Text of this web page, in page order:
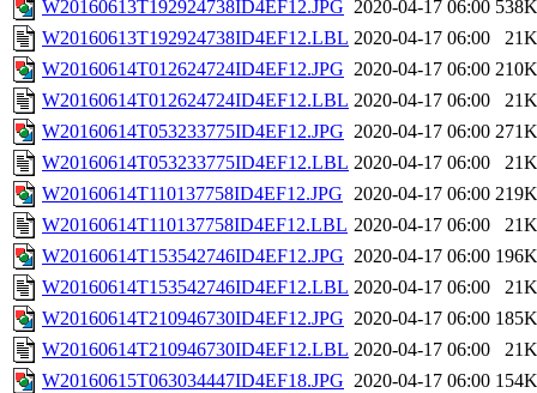
W20160613T192924738ID4EF12.JPG 2020-04-17 06:00 538K
W20160613T192924738ID4EF12.LBL 2020-04-17 06:00
21K
W20160614T012624724ID4EF12.JPG 2020-04-17 06:00 210K
W20160614T012624724ID4EF12.LBL 2020-04-17 06:00
21K
W20160614T053233775ID4EF12.JPG 2020-04-17 06:00 271K
W20160614T053233775ID4EF12.LBL 2020-04-17 06:00
21K
W20160614T110137758ID4EF12.JPG 2020-04-17 06:00 219K
W20160614T110137758ID4EF12.LBL 2020-04-17 06:00
21K
W20160614T153542746ID4EF12.JPG 2020-04-17 06:00 196K
W20160614T153542746ID4EF12.LBL 2020-04-17 06:00
21K
W20160614T210946730ID4EF12.JPG 2020-04-17 06:00 185K
W20160614T210946730ID4EF12.LBL 2020-04-17 06:00
21K
W20160615T063034447ID4EF18.JPG 2020-04-17 06:00 154K